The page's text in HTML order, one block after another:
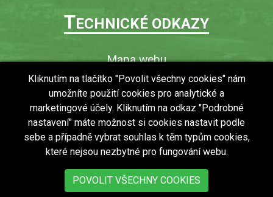
TECHNICKÉ ODKAZY
Mapa webu
O webu
Povinně zveřejňované informace
Ochrana osobních údajů (GDPR)
Vyhledávání
RSS
Bezbariérový přístup v obci
Kliknutím na tlačítko "Povolit všechny cookies" nám
umožníte použití cookies pro analytické a
marketingové účely. Kliknutím na odkaz "Podrobné
nastavení" máte možnost si cookies nastavit podle
sebe a případně vybrat souhlas k těm typům cookies,
které nejsou nezbytné pro fungování webu.
POVOLIT VŠECHNY COOKIES